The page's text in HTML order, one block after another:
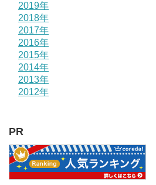
2019年
2018年
2017年
2016年
2015年
2014年
2013年
2012年
PR